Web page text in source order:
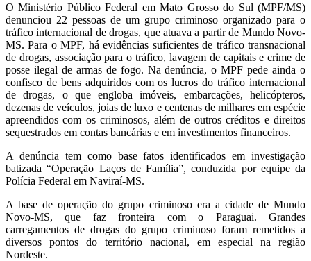
O Ministério Público Federal em Mato Grosso do Sul (MPF/MS)
denunciou 22 pessoas de um grupo criminoso organizado para o
tráfico internacional de drogas, que atuava a partir de Mundo Novo-
MS. Para o MPF, há evidências suficientes de tráfico transnacional
de drogas, associação para o tráfico, lavagem de capitais e crime de
posse ilegal de armas de fogo. Na denúncia, o MPF pede ainda o
confisco de bens adquiridos com os lucros do tráfico internacional
de drogas, o que engloba imóveis, embarcações, helicópteros,
dezenas de veículos, joias de luxo e centenas de milhares em espécie
apreendidos com os criminosos, além de outros créditos e direitos
sequestrados em contas bancárias e em investimentos financeiros.
A denúncia tem como base fatos identificados em investigação
batizada “Operação Laços de Família”, conduzida por equipe da
Polícia Federal em Naviraí-MS.
A base de operação do grupo criminoso era a cidade de Mundo
Novo-MS, que faz fronteira com o Paraguai. Grandes
carregamentos de drogas do grupo criminoso foram remetidos a
diversos pontos do território nacional, em especial na região
Nordeste.